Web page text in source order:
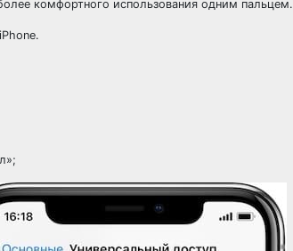
комфортного использования одним пальцем.